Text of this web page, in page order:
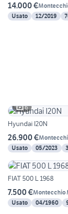
14.000 €
Usato
12/2019
6
Hyundai I20N
26.900 €
Usato
05/2023
FIAT 500 L 1968
7.500 €Montecchio
Usato
04/1960